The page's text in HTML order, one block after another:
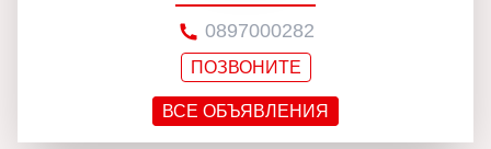
0897000282
ПОЗВОНИТЕ
ВСЕ ОБЪЯВЛЕНИЯ